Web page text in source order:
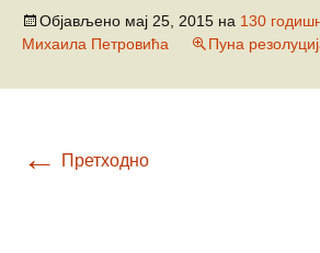
Објављено мај 25, 2015 на 130
Михаила Петровића
Пуна
← Претходно